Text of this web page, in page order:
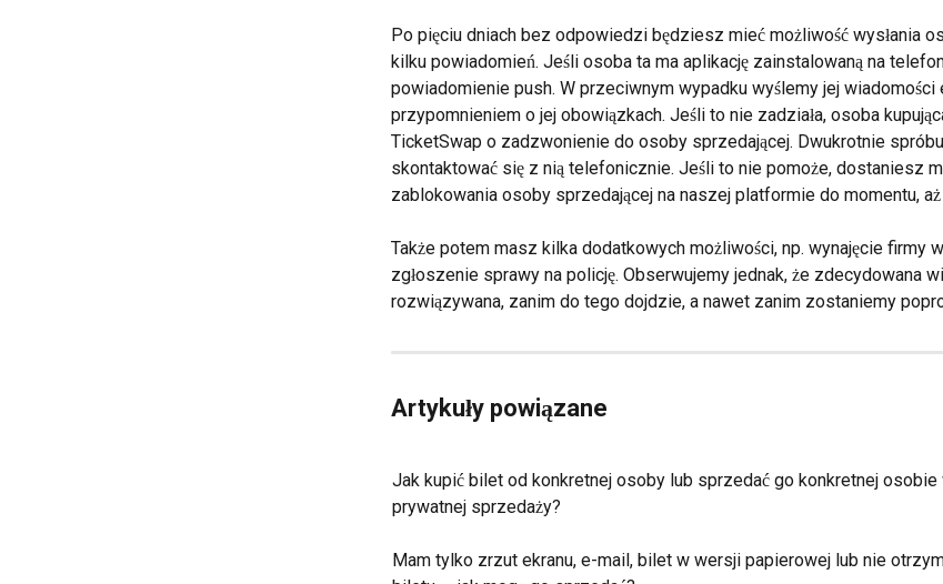
Po pięciu dniach bez odpowiedzi będziesz mieć możliwość wysłania
kilku powiadomień. Jeśli osoba ta ma aplikację zainstalowaną na
powiadomienie push. W przeciwnym wypadku wyślemy jej wiadomości
przypomnieniem o jej obowiązkach. Jeśli to nie zadziała, osoba
TicketSwap o zadzwonienie do osoby sprzedającej. Dwukrotnie
skontaktować się z nią telefonicznie. Jeśli to nie pomoże, dostaniesz
zablokowania osoby sprzedającej na naszej platformie do momentu,
Także potem masz kilka dodatkowych możliwości, np. wynajęcie firmy
zgłoszenie sprawy na policję. Obserwujemy jednak, że zdecydowana
rozwiązywana, zanim do tego dojdzie, a nawet zanim zostaniemy
Artykuły powiązane
Jak kupić bilet od konkretnej osoby lub sprzedać go konkretnej osobie
prywatnej sprzedaży?
Mam tylko zrzut ekranu, e-mail, bilet w wersji papierowej lub nie